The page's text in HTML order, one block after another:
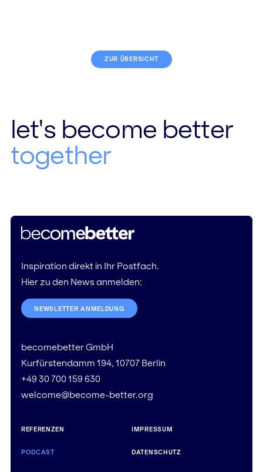
ZUR ÜBERSICHT
let's become better
together
Inspiration direkt in Ihr Postfach.
Hier zu den News anmelden:
NEWSLETTER ANMELDUNG
becomebetter GmbH
Kurfürstendamm 194, 10707 Berlin
+49 30 700 159 630
welcome@become-better.org
REFERENZEN
PODCAST
IMPRESSUM
DATENSCHUTZ